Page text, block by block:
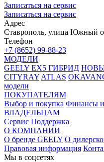
Записаться на сервис
Записаться на сервис
Адрес
Ставрополь, улица Южный
Телефон
+7 (8652) 99-88-23
МОДЕЛИ
GEELY EX5 ГИБРИД
CITYRAY ATLAS
модели
ПОКУПАТЕЛЯМ
Выбор и покупка Финансы и
ВЛАДЕЛЬЦАМ
Сервис Поддержка
О КОМПАНИИ
О бренде GEELY О
Правовая информация
Мы в соцсетях